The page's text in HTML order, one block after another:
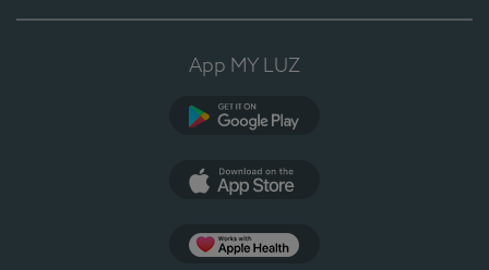
App MY LUZ